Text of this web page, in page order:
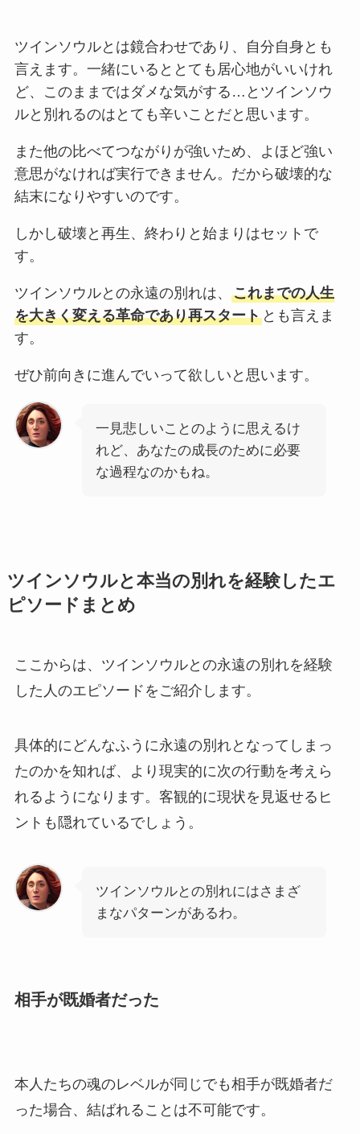
ツインソウルとは鏡合わせであり、自分自身とも
言えます。一緒にいるととても居心地がいいけれ
ど、このままではダメな気がする…とツインソウ
ルと別れるのはとても辛いことだと思います。
また他の比べてつながりが強いため、よほど強い
意思がなければ実行できません。だから破壊的な
結末になりやすいのです。
しかし破壊と再生、終わりと始まりはセットで
す。
ツインソウルとの永遠の別れは、 これまでの人生
を大きく変える革命であり再スタートとも言えま
す。
ぜひ前向きに進んでいって欲しいと思います。
一見悲しいことのように思えるけ
れど、あなたの成長のために必要
な過程なのかもね。
ツインソウルと本当の別れを経験したエ
ピソードまとめ
ここからは、ツインソウルとの永遠の別れを経験
した人のエピソードをご紹介します。
具体的にどんなふうに永遠の別れとなってしまっ
たのかを知れば、より現実的に次の行動を考えら
れるようになります。客観的に現状を見返せるヒ
ントも隠れているでしょう。
ツインソウルとの別れにはさまざ
まなパターンがあるわ。
相手が既婚者だった
本人たちの魂のレベルが同じでも相手が既婚者だ
った場合、結ばれることは不可能です。